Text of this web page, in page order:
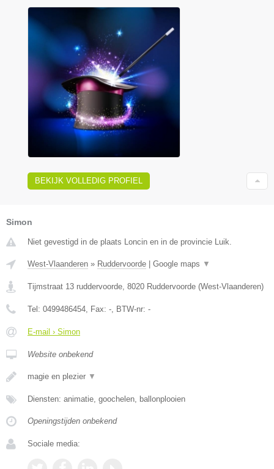
BEKIJK VOLLEDIG PROFIEL
Simon
Niet gevestigd in de plaats Loncin en in de provincie Luik.
West-Vlaanderen » Ruddervoorde Google maps ▼
Tijmstraat 13 ruddervoorde, 8020 Ruddervoorde (West-Vlaanderen)
Tel: 0499486454, Fax: -, BTW-nr: -
E-mail › Simon
Website onbekend
magie en plezier ▼
Diensten: animatie, goochelen, ballonplooien
Openingstijden onbekend
Sociale media: